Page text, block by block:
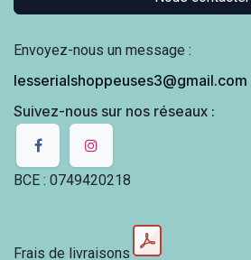
Envoyez-nous un message :
lesserialshoppeuses3@gmail.com
Suivez-nous sur nos réseaux :
BCE : 0749420218
Frais de livraisons